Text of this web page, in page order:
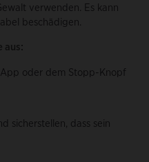
verwenden. Es kann
beschädigen.
aus:
oder dem Stopp-Knopf
sicherstellen, dass sein